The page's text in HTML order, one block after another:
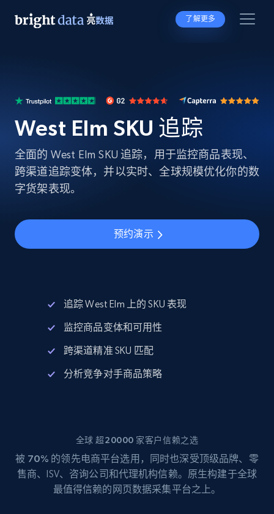
了解更多
West Elm SKU 追踪
全面的 West Elm SKU 追踪，用于监控商品表现、
跨渠道追踪变体，并以实时、全球规模优化你的数
字货架表现。
预约演示
追踪 West Elm 上的 SKU 表现
监控商品变体和可用性
跨渠道精准 SKU 匹配
分析竞争对手商品策略
全球 超20000 家客户信赖之选
被 70% 的领先电商平台选用，同时也深受顶级品牌、零
售商、ISV、咨询公司和代理机构信赖。原生构建于全球
最值得信赖的网页数据采集平台之上。